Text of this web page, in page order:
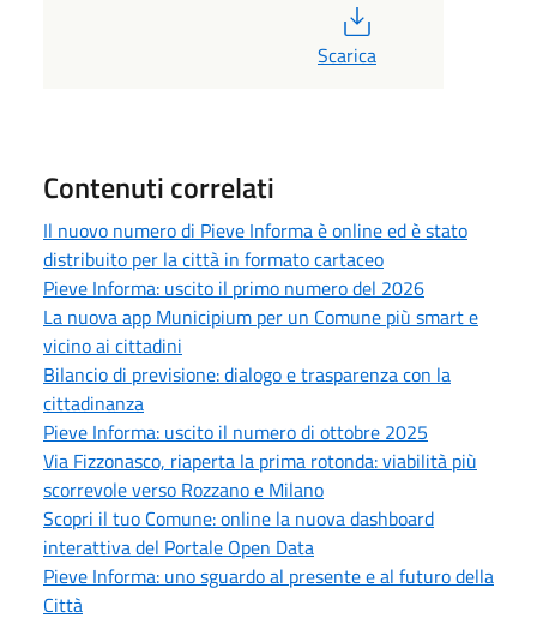
Scarica
Contenuti correlati
Il nuovo numero di Pieve Informa è online ed è stato
distribuito per la città in formato cartaceo
Pieve Informa: uscito il primo numero del 2026
La nuova app Municipium per un Comune più smart e
vicino ai cittadini
Bilancio di previsione: dialogo e trasparenza con la
cittadinanza
Pieve Informa: uscito il numero di ottobre 2025
Via Fizzonasco, riaperta la prima rotonda: viabilità più
scorrevole verso Rozzano e Milano
Scopri il tuo Comune: online la nuova dashboard
interattiva del Portale Open Data
Pieve Informa: uno sguardo al presente e al futuro della
Città